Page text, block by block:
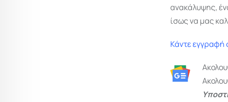
ανακάλυψης,
ίσως να μας
Κάντε εγγραφή